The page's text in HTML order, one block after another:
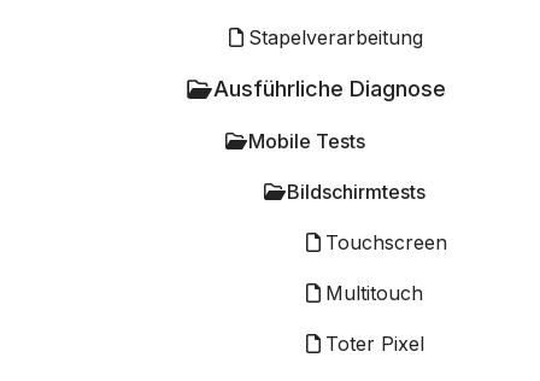
Stapelverarbeitung
Ausführliche Diagnose
Mobile Tests
Bildschirmtests
Touchscreen
Multitouch
Toter Pixel